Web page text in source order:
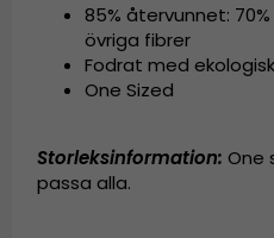
85% återvunnet:
övriga fibrer
Fodrat med
One Sized
Storleksinformation: One
passa alla.